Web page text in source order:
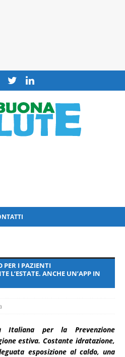
PER I PAZIENTI
L’ESTATE. ANCHE UN’APP IN
Italiana per la Prevenzione
estiva. Costante idratazione,
esposizione al caldo, una